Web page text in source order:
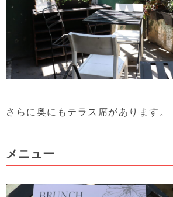
さらに奥にもテラス席があります。
メニュー